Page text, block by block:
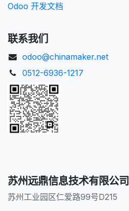
Odoo 开发文档
联系我们
odoo@chinamaker.net
0512-6936-1217
苏州远鼎信息技术有限公司
苏州工业园区仁爱路99号D215